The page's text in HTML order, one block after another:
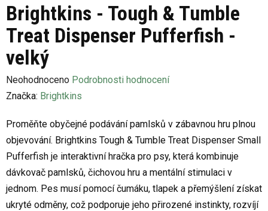
Brightkins - Tough & Tumble
Treat Dispenser Pufferfish -
velký
Průměrné
hodnocení
je
0,0
z
5
hvězdiček.
Neohodnoceno Podrobnosti hodnocení
Značka: Brightkins
Proměňte obyčejné podávání pamlsků v zábavnou hru plnou
objevování. Brightkins Tough & Tumble Treat Dispenser Small
Pufferfish je interaktivní hračka pro psy, která kombinuje
dávkovač pamlsků, čichovou hru a mentální stimulaci v
jednom. Pes musí pomocí čumáku, tlapek a přemýšlení získat
ukryté odměny, což podporuje jeho přirozené instinkty, rozvíjí